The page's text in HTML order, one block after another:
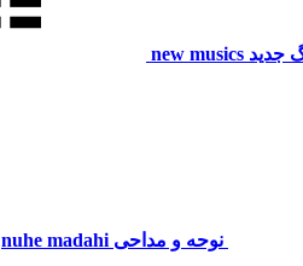
جدید new musics
نوحه و مداحی nuhe madahi